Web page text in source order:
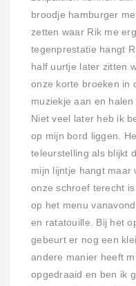
broodje hamburger
zetten waar Rik me
tegenprestatie hangt
half uurtje later zitten
onze korte broeken in
muziekje aan en
Niet veel later heb ik
op mijn bord liggen.
teleurstelling als blijkt
mijn lijntje hangt maar
onze schroef terecht
op het menu
en ratatouille. Bij het
gebeurt er nog een
andere manier heeft
opgedraaid en ben ik